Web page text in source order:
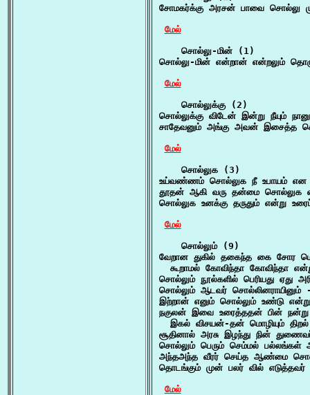
சோமகர்க்கு அரசன் பாவை சொல்லு
மேல்
    சொல்லு-மின் (1)
சொல்லு-மின் என்றான் என்றலும்
மேல்
    சொல்லுக்கு (2)
சொல்லுக்கு விடேன் இன்று நீயும்
சாதேவனும் அங்கு அவன் இசைத்த
மேல்
    சொல்லுக (3)
உய்வண்ணம் சொல்லுக நீ உபாயம் என
தூதன் ஆகி வரு தன்மை
சொல்லுக உனக்கு தருதும் என்று
மேல்
    சொல்லும் (9)
வேறான துகில் தகைந்த கை சோர
கூறாமல் கோவிந்தா கோவிந்தா என்று
சொல்லும் நூல்களில் பெரியது ஏது
சொல்லும் ஆடவர் சொல்லினராயினும்
இற்றான் எனும் சொல்லும் உண்டு என்று
நகுலன் இவை உரைத்ததன் பின்
இகல் விசயன்-தன் மொழியும்
சூதினால் அரசு இழந்து நின்
சொல்லும் பெரும் செம்மல் பல்லங்கள்
அந்தஅந்த வீரர் செய்த ஆண்மை
தொடங்கும் முன் பலர் வில்
மேல்